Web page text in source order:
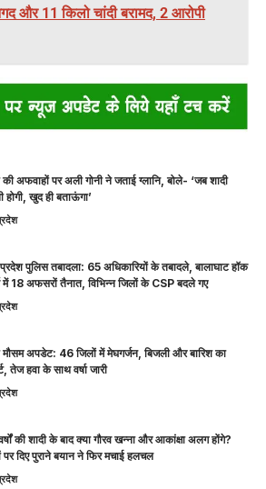
और 11 किलो चांदी बरामद, 2 आरोपी
की अफवाहों पर अली गोनी ने जताई ग्लानि, बोले- ‘जब शादी
होगी, खुद ही बताऊंगा’
पुलिस तबादला: 65 अधिकारियों के तबादले, बालाघाट हॉक
में 18 अफसरों तैनात, विभिन्न जिलों के CSP बदले गए
मौसम अपडेट: 46 जिलों में मेघगर्जन, बिजली और बारिश का
तेज हवा के साथ वर्षा जारी
की शादी के बाद क्या गौरव खन्ना और आकांक्षा अलग होंगे?
पर दिए पुराने बयान ने फिर मचाई हलचल